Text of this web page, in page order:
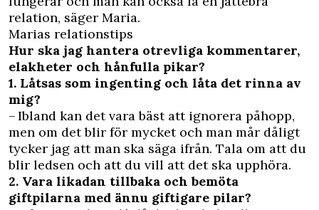
relation, säger Maria.
Marias relationstips
Hur ska jag hantera otrevliga kommentarer,
elakheter och hånfulla pikar?
1. Låtsas som ingenting och låta det rinna av
mig?
– Ibland kan det vara bäst att ignorera påhopp,
men om det blir för mycket och man mår dåligt
tycker jag att man ska säga ifrån. Tala om att du
blir ledsen och att du vill att det ska upphöra.
2. Vara likadan tillbaka och bemöta
giftpilarna med ännu giftigare pilar?